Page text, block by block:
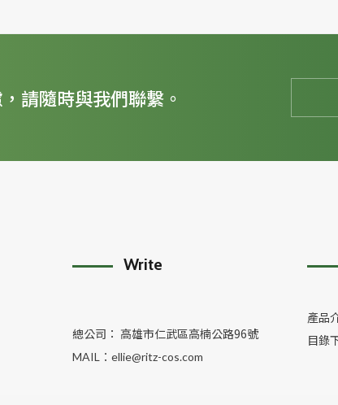
請隨時與我們聯繫。
Write
總公司： 高雄市仁武區高楠公路96號
MAIL： ellie@ritz-cos.com
產品
目錄